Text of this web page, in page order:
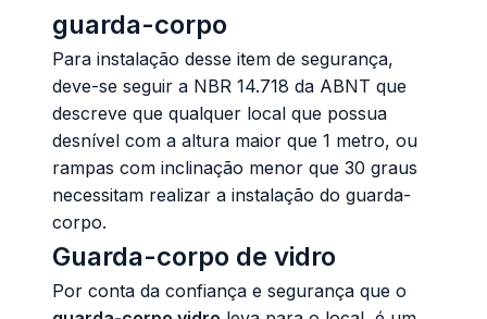
guarda-corpo
Para instalação desse item de segurança,
deve-se seguir a NBR 14.718 da ABNT que
descreve que qualquer local que possua
desnível com a altura maior que 1 metro, ou
rampas com inclinação menor que 30 graus
necessitam realizar a instalação do guarda-
corpo.
Guarda-corpo de vidro
Por conta da confiança e segurança que o